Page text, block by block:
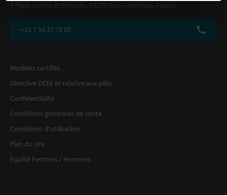
1 Place Costes et Bellonte, 92270 Bois-Colombes, France
+33 1 56 37 78 00
Modèles certifiés
Directive DEEE et relative aux piles
Confidentialité
Conditions générales de vente
Conditions d'utilisation
Plan du site
Egalité Femmes / Hommes